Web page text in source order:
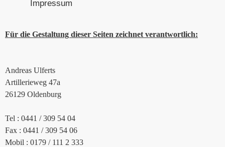
Impressum
Für die Gestaltung dieser Seiten zeichnet verantwortlich:
Andreas Ulferts
Artillerieweg 47a
26129 Oldenburg
Tel : 0441 / 309 54 04
Fax : 0441 / 309 54 06
Mobil : 0179 / 111 2 333